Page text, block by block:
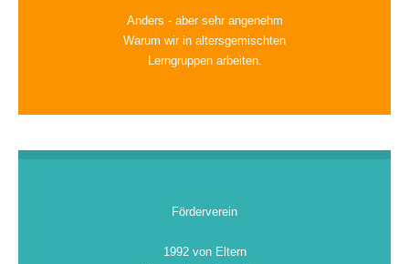
Anders - aber sehr angenehm
Warum wir in altersgemischten
Lerngruppen arbeiten.
Förderverein
1992 von Eltern